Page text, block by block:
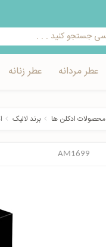
عطر مردانه عطر زنانه
محصولات ادکلن ها برند لالیک
AM1699